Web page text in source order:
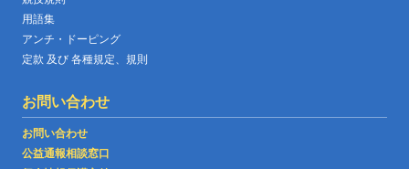
用語集
アンチ・ドーピング
定款 及び 各種規定、規則
お問い合わせ
お問い合わせ
公益通報相談窓口